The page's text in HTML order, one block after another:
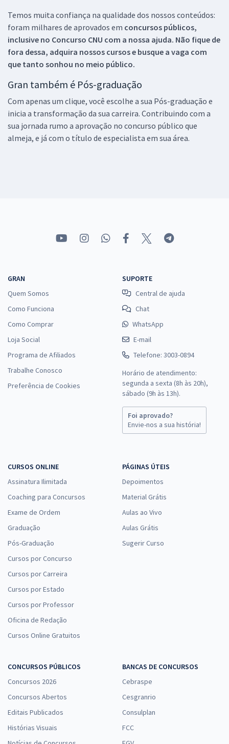
Temos muita confiança na qualidade dos nossos conteúdos:
foram milhares de aprovados em concursos públicos,
inclusive no Concurso CNU com a nossa ajuda. Não fique de
fora dessa, adquira nossos cursos e busque a vaga com
que tanto sonhou no meio público.
Gran também é Pós-graduação
Com apenas um clique, você escolhe a sua Pós-graduação e
inicia a transformação da sua carreira. Contribuindo com a
sua jornada rumo a aprovação no concurso público que
almeja, e já com o título de especialista em sua área.
GRAN
Quem Somos
Como Funciona
Como Comprar
Loja Social
Programa de Afiliados
Trabalhe Conosco
Preferência de Cookies
SUPORTE
Central de ajuda
Chat
WhatsApp
E-mail
Telefone: 3003-0894
Horário de atendimento:
segunda a sexta (8h às 20h),
sábado (9h às 13h).
Foi aprovado?
Envie-nos a sua história!
CURSOS ONLINE
Assinatura Ilimitada
Coaching para Concursos
Exame de Ordem
Graduação
Pós-Graduação
Cursos por Concurso
Cursos por Carreira
Cursos por Estado
Cursos por Professor
Oficina de Redação
Cursos Online Gratuitos
PÁGINAS ÚTEIS
Depoimentos
Material Grátis
Aulas ao Vivo
Aulas Grátis
Sugerir Curso
CONCURSOS PÚBLICOS
Concursos 2026
Concursos Abertos
Editais Publicados
Histórias Visuais
BANCAS DE CONCURSOS
Cebraspe
Cesgranrio
Consulplan
FCC